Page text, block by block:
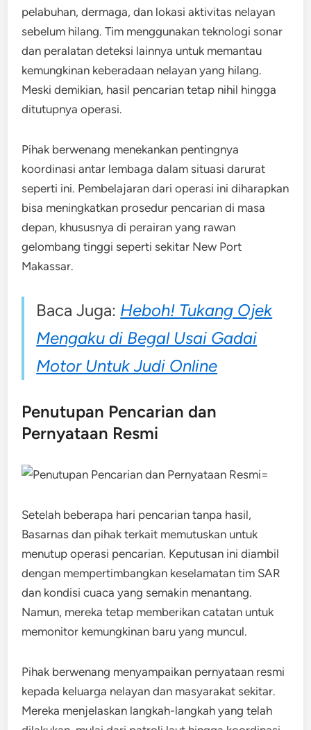
pelabuhan, dermaga, dan lokasi aktivitas nelayan
sebelum hilang. Tim menggunakan teknologi sonar
dan peralatan deteksi lainnya untuk memantau
kemungkinan keberadaan nelayan yang hilang.
Meski demikian, hasil pencarian tetap nihil hingga
ditutupnya operasi.
Pihak berwenang menekankan pentingnya
koordinasi antar lembaga dalam situasi darurat
seperti ini. Pembelajaran dari operasi ini diharapkan
bisa meningkatkan prosedur pencarian di masa
depan, khususnya di perairan yang rawan
gelombang tinggi seperti sekitar New Port
Makassar.
Baca Juga: Heboh! Tukang Ojek
Mengaku di Begal Usai Gadai
Motor Untuk Judi Online
Penutupan Pencarian dan
Pernyataan Resmi
Setelah beberapa hari pencarian tanpa hasil,
Basarnas dan pihak terkait memutuskan untuk
menutup operasi pencarian. Keputusan ini diambil
dengan mempertimbangkan keselamatan tim SAR
dan kondisi cuaca yang semakin menantang.
Namun, mereka tetap memberikan catatan untuk
memonitor kemungkinan baru yang muncul.
Pihak berwenang menyampaikan pernyataan resmi
kepada keluarga nelayan dan masyarakat sekitar.
Mereka menjelaskan langkah-langkah yang telah